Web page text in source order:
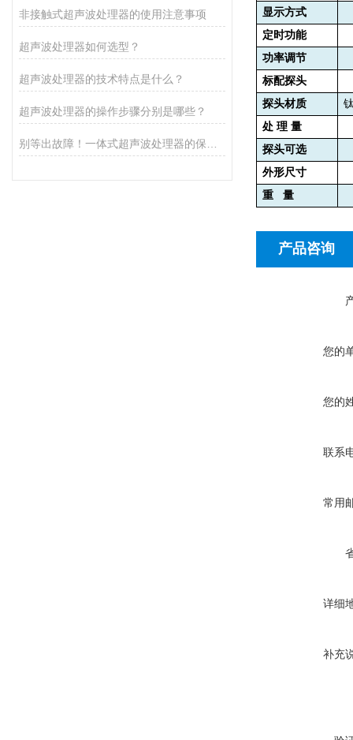
非接触式超声波处理器的使用注意事项
超声波处理器如何选型？
超声波处理器的技术特点是什么？
超声波处理器的操作步骤分别是哪些？
显示方式
定时功能
功率调节
标配探头
探头材质
处 理 量
探头可选
外形尺寸
重
量
产品咨询
您的
您的
联系
常用
详细
补充